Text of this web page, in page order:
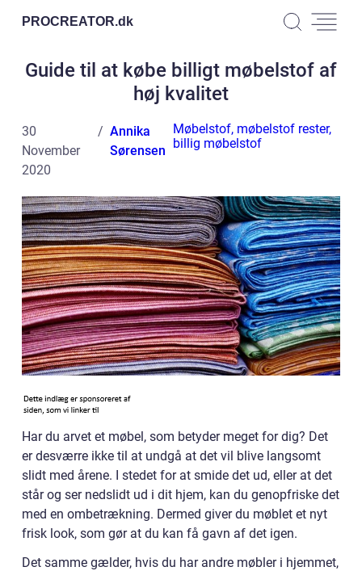
PROCREATOR.dk
Guide til at købe billigt møbelstof af
høj kvalitet
30
November
2020
Annika
Sørensen
Møbelstof, møbelstof rester,
billig møbelstof
Har du arvet et møbel, som betyder meget for dig? Det
er desværre ikke til at undgå at det vil blive langsomt
slidt med årene. I stedet for at smide det ud, eller at det
står og ser nedslidt ud i dit hjem, kan du genopfriske det
med en ombetrækning. Dermed giver du møblet et nyt
frisk look, som gør at du kan få gavn af det igen.
Det samme gælder, hvis du har andre møbler i hjemmet,